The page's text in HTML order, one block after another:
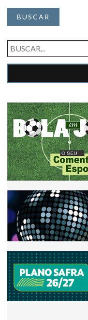
BUSCAR